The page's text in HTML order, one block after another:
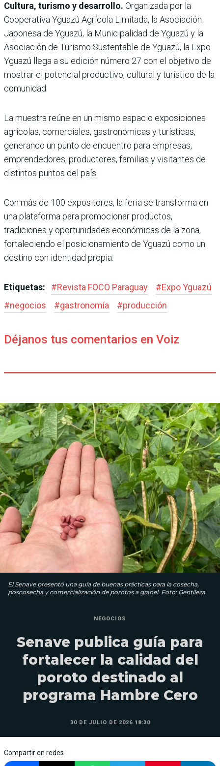
Cultura, turismo y desarrollo. Organizada por la
Cooperativa Yguazú Agrícola Limitada, la Asociación
Japonesa de Yguazú, la Municipalidad de Yguazú y la
Asociación de Turismo Sustentable de Yguazú, la Expo
Yguazú llega a su edición número 27 con el objetivo de
mostrar el potencial productivo, cultural y turístico de la
comunidad.
La muestra reúne en un mismo espacio exposiciones
agrícolas, comerciales, gastronómicas y turísticas,
generando un punto de encuentro para empresas,
emprendedores, productores, familias y visitantes de
distintos puntos del país.
Con más de 100 expositores, la feria se transforma en
una plataforma para promocionar productos,
tradiciones y oportunidades económicas de la zona,
fortaleciendo el posicionamiento de Yguazú como un
destino con identidad propia.
Etiquetas: #Revista FOCO Paraguay #Expo Yguazú
#negocios #gastronomía #producción
Déjanos tus comentarios en Voiz
El Senave presentó una guía de buenas prácticas para la cosecha,
poscosecha y comercialización de porotos a granel. Foto: Gentileza
NEGOCIOS
Senave publica guía para
fortalecer la calidad del
poroto destinado al
programa Hambre Cero
30 DE JULIO DE 2026 18:30
Compartir en redes